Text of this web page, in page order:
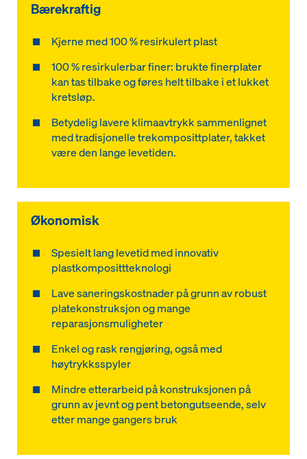
Bærekraftig
Kjerne med 100 % resirkulert plast
100 % resirkulerbar finer: brukte finerplater
kan tas tilbake og føres helt tilbake i et lukket
kretsløp.
Betydelig lavere klimaavtrykk sammenlignet
med tradisjonelle trekomposittplater, takket
være den lange levetiden.
Økonomisk
Spesielt lang levetid med innovativ
plastkomposittteknologi
Lave saneringskostnader på grunn av robust
platekonstruksjon og mange
reparasjonsmuligheter
Enkel og rask rengjøring, også med
høytrykksspyler
Mindre etterarbeid på konstruksjonen på
grunn av jevnt og pent betongutseende, selv
etter mange gangers bruk